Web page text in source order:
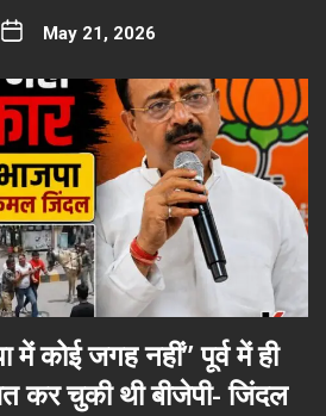
May 21, 2026
में कोई जगह नहीं” पूर्व में ही
कर चुकी थी बीजेपी- जिंदल